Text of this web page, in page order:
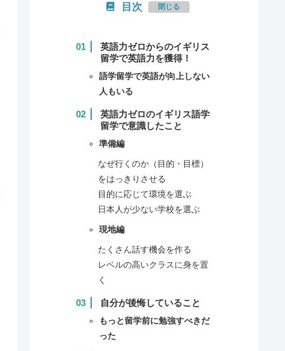
目次
英語力ゼロからのイギリス
留学で英語力を獲得！
語学留学で英語が向上しない
人もいる
英語力ゼロのイギリス語学
留学で意識したこと
準備編
なぜ行くのか（目的・目標）
をはっきりさせる
目的に応じて環境を選ぶ
日本人が少ない学校を選ぶ
現地編
たくさん話す機会を作る
レベルの高いクラスに身を置
く
自分が後悔していること
もっと留学前に勉強すべきだ
った